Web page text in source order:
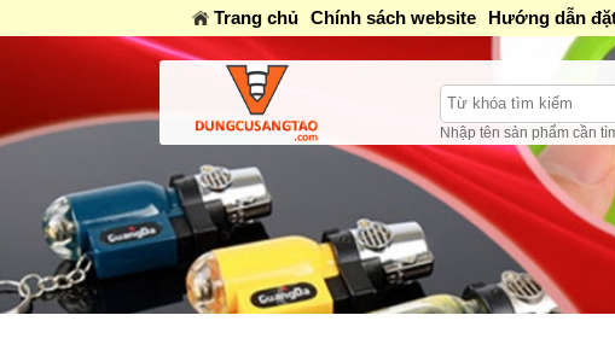
Trang chủ Chính sách website Hướng dẫn
Nhập tên sản phẩm cần